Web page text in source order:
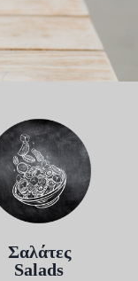
Σαλάτες
Salads